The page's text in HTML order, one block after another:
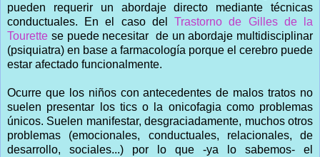
pueden requerir un abordaje directo mediante técnicas
conductuales. En el caso delTrastorno de Gilles de la
Tourette se puede necesitar de un abordaje multidisciplinar
(psiquiatra) en base a farmacología porque el cerebro puede
estar afectado funcionalmente.
Ocurre que los niños con antecedentes de malos tratos no
suelen presentar los tics o la onicofagia como problemas
únicos. Suelen manifestar, desgraciadamente, muchos otros
problemas (emocionales, conductuales, relacionales, de
desarrollo, sociales...) por lo que -ya lo sabemos- el